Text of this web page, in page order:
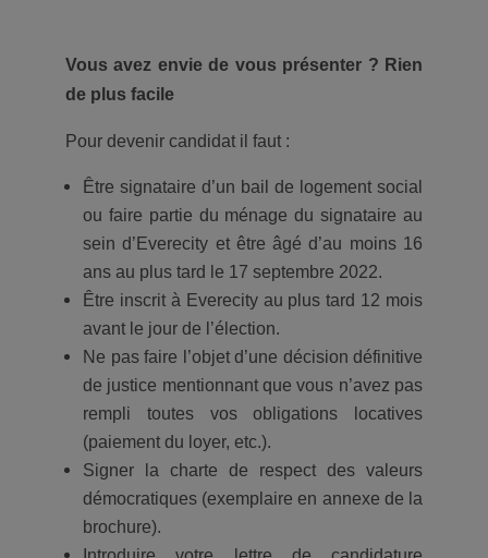
Vous avez envie de vous présenter ? Rien
de plus facile
Pour devenir candidat il faut :
Être signataire d’un bail de logement social
ou faire partie du ménage du signataire au
sein d’Everecity et être âgé d’au moins 16
ans au plus tard le 17 septembre 2022.
Être inscrit à Everecity au plus tard 12 mois
avant le jour de l’élection.
Ne pas faire l’objet d’une décision définitive
de justice mentionnant que vous n’avez pas
rempli toutes vos obligations locatives
(paiement du loyer, etc.).
Signer la charte de respect des valeurs
démocratiques (exemplaire en annexe de la
brochure).